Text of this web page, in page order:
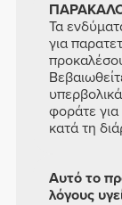
Αυτό το
λόγους
Τα
για
φοράτε
κατά τη